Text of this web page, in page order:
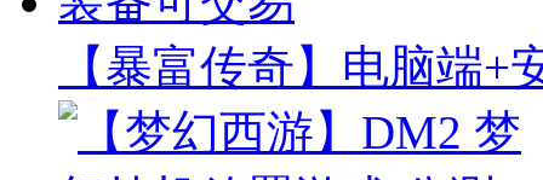
【暴富传奇】电脑端+